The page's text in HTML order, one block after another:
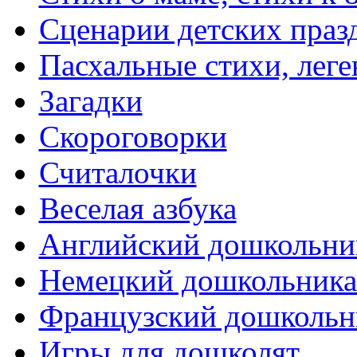
Сценарии детских
Пасхальные стихи,
Загадки
Скороговорки
Считалочки
Веселая азбука
Английский
Немецкий
Французский